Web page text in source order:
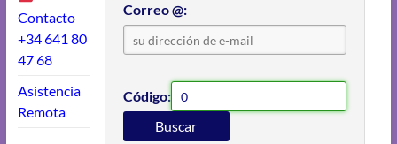
Correo @:
Código:
Buscar
Contacto
+34 641 80
47 68
Asistencia
Remota